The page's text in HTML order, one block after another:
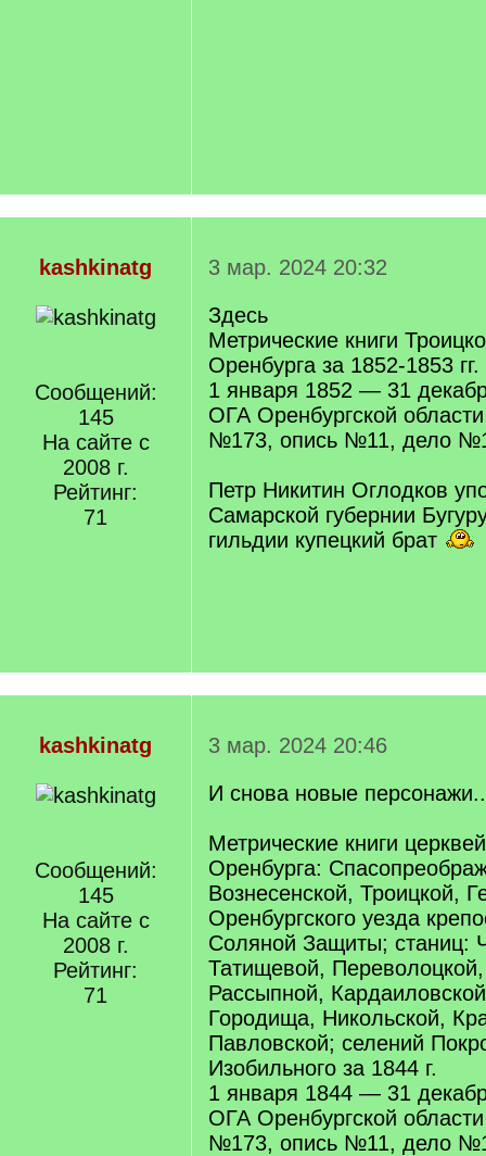
kashkinatg
Сообщений:
145
На сайте с
2008 г.
Рейтинг:
71
3 мар. 2024 20:32
Здесь
Метрические книги
Оренбурга за 1852-1853 гг.
1 января 1852 — 31
ОГА Оренбургской
№173, опись №11, дело
Петр Никитин Оглодков
Самарской губернии
гильдии купецкий брат
kashkinatg
Сообщений:
145
На сайте с
2008 г.
Рейтинг:
71
3 мар. 2024 20:46
И снова новые
Метрические книги
Оренбурга:
Вознесенской, Троицкой,
Оренбургского уезда
Соляной Защиты; станиц:
Татищевой,
Рассыпной,
Городища, Никольской,
Павловской; селений
Изобильного за 1844 г.
1 января 1844 — 31
ОГА Оренбургской
№173, опись №11, дело